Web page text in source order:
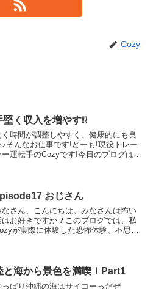
Cozy
堅く収入を増やす❕❕
く時間が調整しやすく、健康的にも良
♪そんなお仕事です!どーも!現役トレー
ー運転手のCozyです!今日のブログは、
、わたしがブ...おじさん
なさん、こんにちは。みなさんは怖い
はお好きですか？このブログでは、私
が実際に体験した恐怖体験、不思議
。さて、今日のお話で...
と海から景色を満喫！Part1
っぱり沖縄の海はサイコーっだぜ